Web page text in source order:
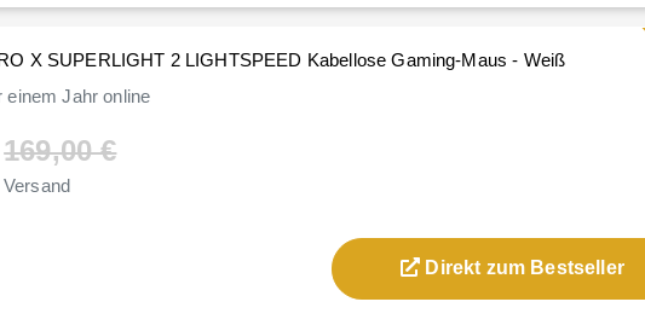
X SUPERLIGHT 2 LIGHTSPEED Kabellose Gaming-Maus - Weiß
einem Jahr online
169,00 €
Direkt zum Bestseller